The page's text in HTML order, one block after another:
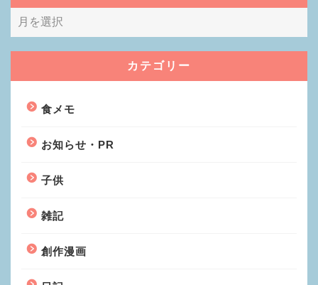
カテゴリー
食メモ
お知らせ・PR
子供
雑記
創作漫画